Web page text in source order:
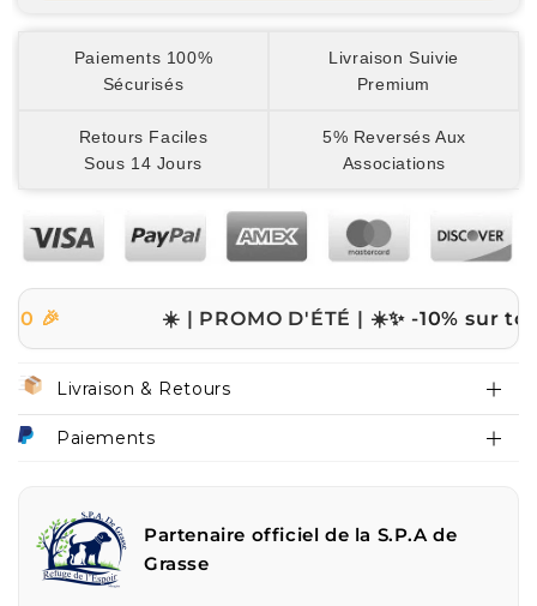
Paiements 100%
Sécurisés
Livraison Suivie
Premium
Retours Faciles
Sous 14 Jours
5% Reversés Aux
Associations
☀️ | PROMO D'ÉTÉ | ☀️✨ -10% sur tout le
Livraison & Retours
Paiements
Partenaire officiel de la S.P.A de
Grasse